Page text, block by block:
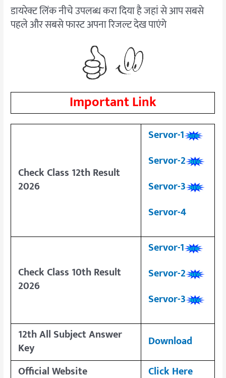
डायरेक्ट लिंक नीचे उपलब्ध करा दिया है जहां से आप सबसे
पहले और सबसे फास्ट अपना रिजल्ट देख पाएंगे
Important Link
Check Class 12th Result
2026
Servor-1
Servor-2
Servor-3
Servor-4
Check Class 10th Result
2026
Servor-1
Servor-2
Servor-3
12th All Subject Answer
Key
Download
Official Website
Click Here